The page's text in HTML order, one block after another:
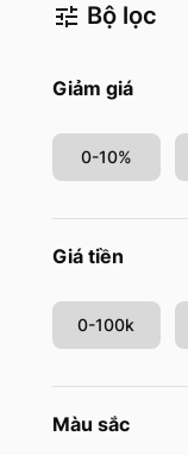
Bộ lọc
Giảm giá
0-10%
Giá tiền
0-100k
Màu sắc